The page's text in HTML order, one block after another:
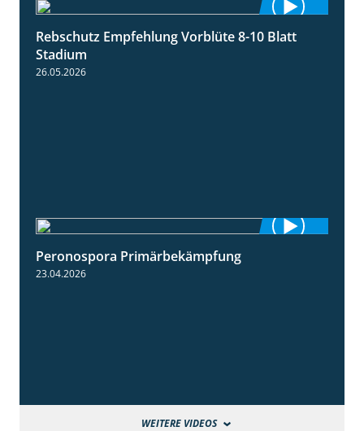
1:55
Rebschutz Empfehlung Vorblüte 8-10 Blatt
Stadium
26.05.2026
Peronospora Primärbekämpfung
23.04.2026
WEITERE VIDEOS